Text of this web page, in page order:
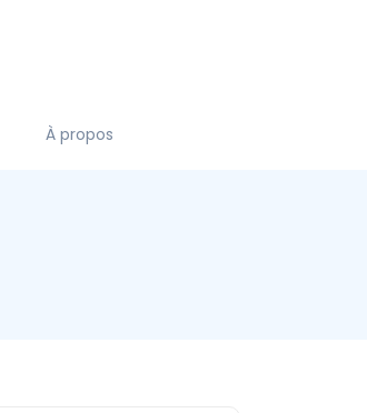
À propos